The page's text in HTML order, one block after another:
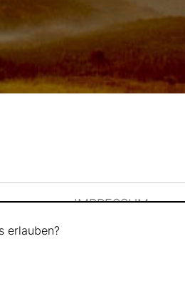
erlauben?
IMPRESSUM